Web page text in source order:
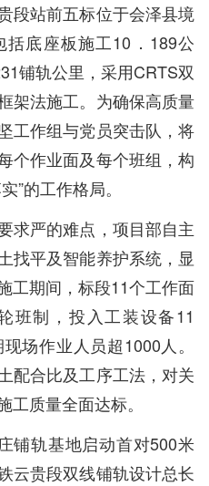
段站前五标位于会泽县境
底座板施工10．189公
铺轨公里，采用CRTS双
架法施工。为确保高质量
工作组与党员突击队，将
个作业面及每个班组，构
”的工作格局。
求严的难点，项目部自主
找平及智能养护系统，显
工期间，标段11个工作面
班制，投入工装设备11
场作业人员超1000人。
配合比及工序工法，对关
质量全面达标。
铺轨基地启动首对500米
云贵段双线铺轨设计总长